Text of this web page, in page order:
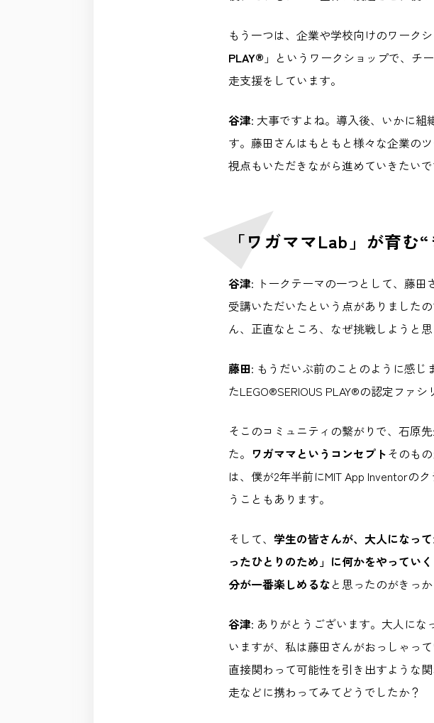
もう一つは、企業や学校向けのワーク
PLAY®︎ 」というワークショップで、チ
走支援をしています。
谷津: 大事ですよね。導入後、いかに
す。藤田さんはもともと様々な企業の
視点もいただきながら進めていきたい
「ワガママLab」が育む
谷津: トークテーマの一つとして、藤田
受講いただいたという点がありました
ん、正直なところ、なぜ挑戦しようと
藤田: もうだいぶ前のことのように感
たLEGO®︎SERIOUS PLAY®︎の認定ファ
そこのコミュニティの繋がりで、石原
た。 ワガママというコンセプトそのも
は、僕が2年半前にMIT App Inventorの
うこともあります。
そして、 学生の皆さんが、大人になっ
ったひとりのため」に何かをやってい
分が一番楽しめるなと思ったのがきっか
谷津: ありがとうございます。大人に
いますが、私は藤田さんがおっしゃっ
直接関わって可能性を引き出すような
走などに携わってみてどうでしたか？